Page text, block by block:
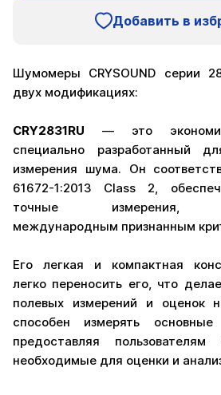
Добавить в
Шумомеры CRYSOUND серии
двух модификациях:
CRY2831RU — это
специально разработанный
измерения шума. Он
61672-1:2013 Class 2,
точные измерения,
международным признанным
Его легкая и компактная
легко переносить его, что
полевых измерений и оценок
способен измерять
предоставляя
необходимые для оценки и